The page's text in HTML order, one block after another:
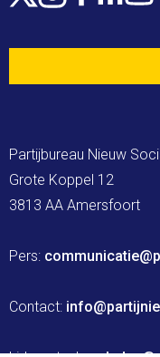
Partijbureau Nieuw
Grote Koppel 12
3813 AA Amersfoort
Pers:
Contact: